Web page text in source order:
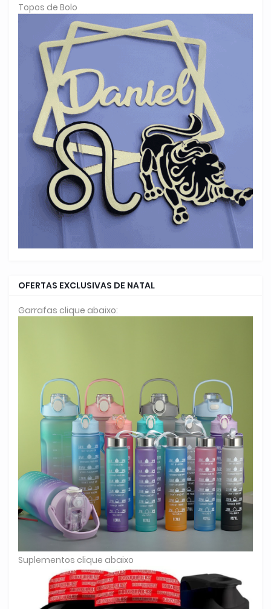
Topos de Bolo
OFERTAS EXCLUSIVAS DE NATAL
Garrafas clique abaixo:
Suplementos clique abaixo